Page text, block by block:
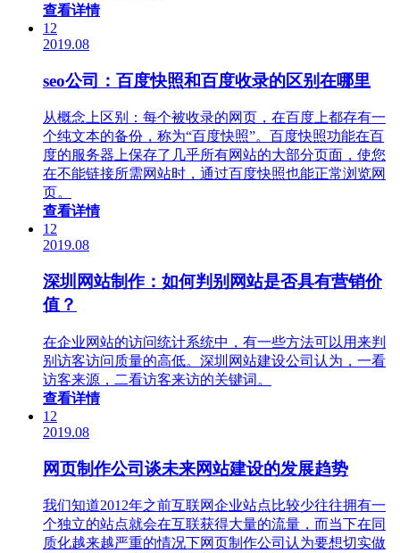
查看详情
12
2019.08
seo公司：百度快照和百度收录的区别在哪里
从概念上区别：每个被收录的网页，在百度上都存有一
个纯文本的备份，称为“百度快照”。百度快照功能在百
度的服务器上保存了几乎所有网站的大部分页面，使您
在不能链接所需网站时，通过百度快照也能正常浏览网
页。
查看详情
12
2019.08
深圳网站制作：如何判别网站是否具有营销价
值？
在企业网站的访问统计系统中，有一些方法可以用来判
别访客访问质量的高低。深圳网站建设公司认为，一看
访客来源，二看访客来访的关键词。
查看详情
12
2019.08
网页制作公司谈未来网站建设的发展趋势
我们知道2012年之前互联网企业站点比较少往往拥有一
个独立的站点就会在互联获得大量的流量，而当下在同
质化越来越严重的情况下网页制作公司认为要想切实做